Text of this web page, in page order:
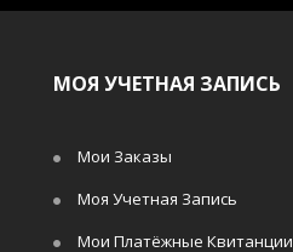
МОЯ УЧЕТНАЯ ЗАПИСЬ
Мои Заказы
Моя Учетная Запись
Мои Платёжные Квитанции